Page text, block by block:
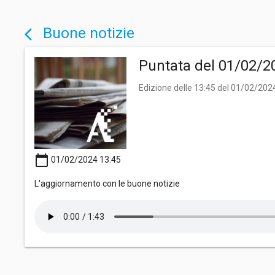
arrow_back_ios Buone notizie
Puntata del 01/02/
Edizione delle 13:45 del 01/02/
calendar_today 01/02/2024 13:45
L'aggiornamento con le buone notizie